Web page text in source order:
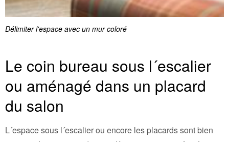
Délimiter l'espace avec un mur coloré
Le coin bureau sous l´escalier
ou aménagé dans un placard
du salon
L´espace sous l´escalier ou encore les placards sont bien